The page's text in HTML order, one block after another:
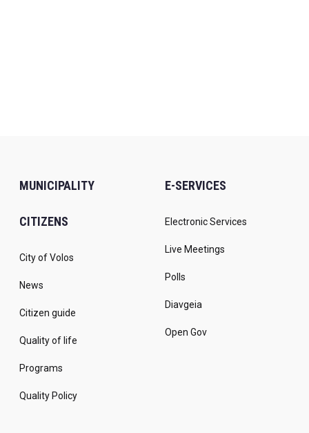
MUNICIPALITY
CITIZENS
City of Volos
News
Citizen guide
Quality of life
Programs
Quality Policy
E-SERVICES
Electronic Services
Live Meetings
Polls
Diavgeia
Open Gov